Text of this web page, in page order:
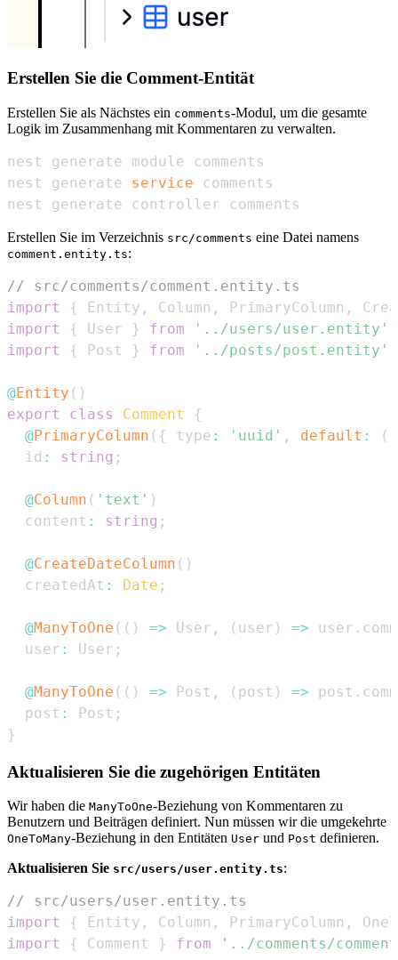
Erstellen Sie die Comment-Entität
Erstellen Sie als Nächstes ein comments-Modul, um die gesamte
Logik im Zusammenhang mit Kommentaren zu verwalten.
nest generate service
nest generate controller comments
Erstellen Sie im Verzeichnis src/comments eine Datei namens
comment.entity.ts:
// src/comments/comment.entity.ts
import
{ Entity , Column , PrimaryColumn ,
import
{ User } from '../users/user.entity'
import
{ Post } from '../posts/post.entity'
@Entity ( )
export
class Comment
{
@PrimaryColumn ( { type : 'uuid' , default : (
  id
: string ;
@Column ( 'text' )
  content
: string ;
@CreateDateColumn ( )
  createdAt
: Date ;
@ManyToOne ( ( ) => User , ( user ) => user .
  user
: User ;
@ManyToOne ( ( ) => Post , ( post ) => post .
  post
: Post ;
}
Aktualisieren Sie die zugehörigen Entitäten
Wir haben die ManyToOne-Beziehung von Kommentaren zu
Benutzern und Beiträgen definiert. Nun müssen wir die umgekehrte
OneToMany-Beziehung in den Entitäten User und Post definieren.
Aktualisieren Sie src/users/user.entity.ts:
// src/users/user.entity.ts
import
{ Entity , Column , PrimaryColumn ,
import
{ Comment } from '../comments/